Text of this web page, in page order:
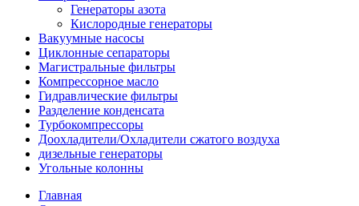
Генераторы азота
Кислородные генераторы
Вакуумные насосы
Циклонные сепараторы
Магистральные фильтры
Компрессорное масло
Гидравлические фильтры
Разделение конденсата
Турбокомпрессоры
Доохладители/Охладители сжатого воздуха
дизельные генераторы
Угольные колонны
Главная